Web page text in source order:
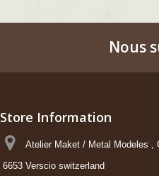
Nous
Store Information
Atelier Maket / Metal Modeles ,
6653 Verscio switzerland